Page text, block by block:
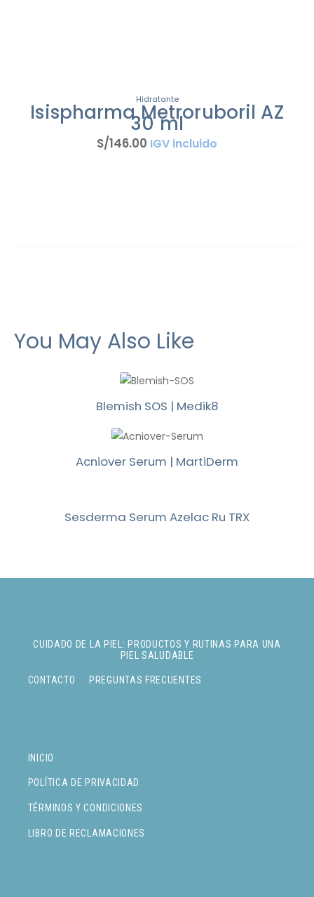
Hidratante
Isispharma Metroruboril AZ
30 ml
S/146.00 IGV incluido
You May Also Like
Blemish SOS | Medik8
Acniover Serum | MartiDerm
Sesderma Serum Azelac Ru TRX
INICIO
POLÍTICA DE PRIVACIDAD
TÉRMINOS Y CONDICIONES
LIBRO DE RECLAMACIONES
CUIDADO DE LA PIEL: PRODUCTOS Y RUTINAS PARA UNA
PIEL SALUDABLE
CONTACTO PREGUNTAS FRECUENTES